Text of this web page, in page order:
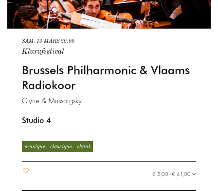
Brussels Philharmonic & Vlaams
Radiokoor
Clyne & Mussorgsky
Klarafestival
SAM. 13 MARS 20:00
Studio 4
musique classique chant
€ 5,00–€ 41,00